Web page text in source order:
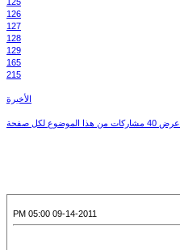
126
127
128
129
165
215
الأخيرة
عرض 40 مشاركات من هذا الموضوع لكل صفحة
09-14-2011 05:00 PM